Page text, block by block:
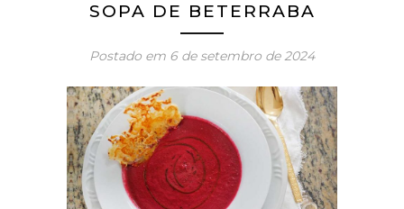
SOPA DE BETERRABA
Postado em 6 de setembro de 2024